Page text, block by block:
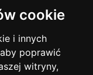
cookie
i innych
poprawić
witryny,